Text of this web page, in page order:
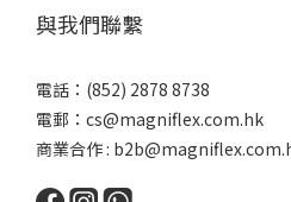
與我們聯繫
電話：(852) 2878 8738
電郵： cs@magniflex.com.hk
商業合作 :